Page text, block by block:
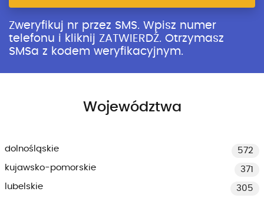
Zweryfikuj nr przez SMS. Wpisz numer
telefonu i kliknij ZATWIERDŹ. Otrzymasz
SMSa z kodem weryfikacyjnym.
Województwa
dolnośląskie
572
kujawsko-pomorskie
371
lubelskie
305